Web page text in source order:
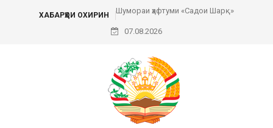
ХАБАРҲОИ ОХИРИН
Шумораи ҳафтуми «Садои Шарқ» Пешвои ҳаракати сулҳи ҷаҳонӣ
07.08.2026